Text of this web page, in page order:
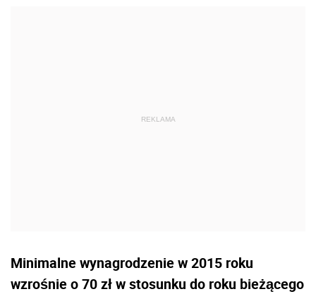
Minimalne wynagrodzenie w 2015 roku
wzrośnie o 70 zł w stosunku do roku bieżącego